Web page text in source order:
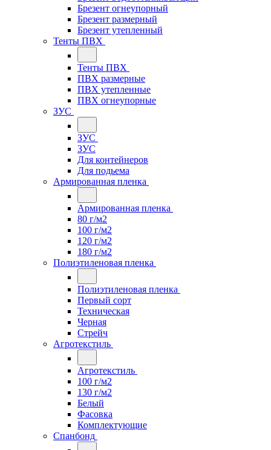
Брезент огнеупорный
Брезент размерный
Брезент утепленный
Тенты ПВХ
Тенты ПВХ
ПВХ размерные
ПВХ утепленные
ПВХ огнеупорные
ЗУС
ЗУС
ЗУС
Для контейнеров
Для подьема
Армированная пленка
Армированная пленка
80 г/м2
100 г/м2
120 г/м2
180 г/м2
Полиэтиленовая пленка
Полиэтиленовая пленка
Первый сорт
Техническая
Черная
Стрейч
Агротекстиль
Агротекстиль
100 г/м2
130 г/м2
Белый
Фасовка
Комплектующие
Спанбонд